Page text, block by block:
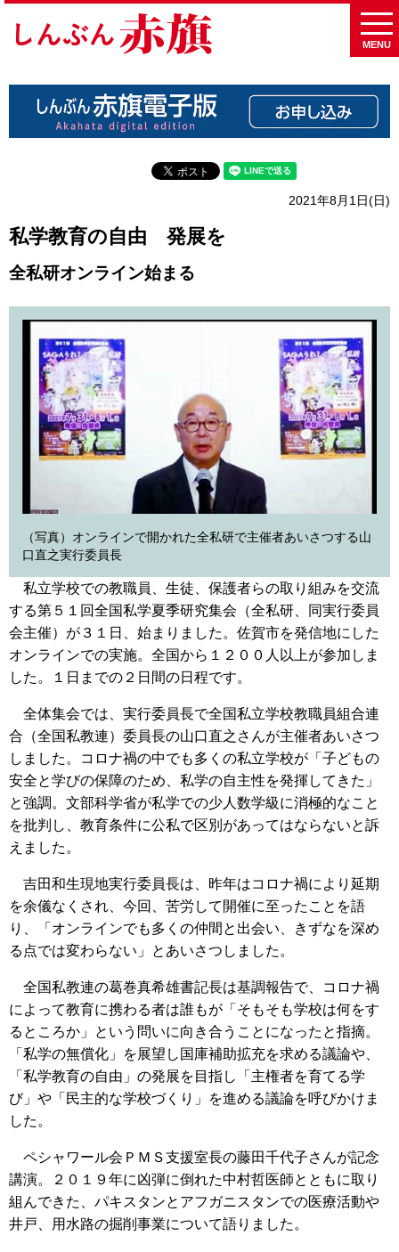
MENU
2021年8月1日(日)
私学教育の自由 発展を
全私研オンライン始まる
（写真）オンラインで開かれた全私研で主催者あいさつする山
口直之実行委員長
私立学校での教職員、生徒、保護者らの取り組みを交流
する第５１回全国私学夏季研究集会（全私研、同実行委員
会主催）が３１日、始まりました。佐賀市を発信地にした
オンラインでの実施。全国から１２００人以上が参加しま
した。１日までの２日間の日程です。
全体集会では、実行委員長で全国私立学校教職員組合連
合（全国私教連）委員長の山口直之さんが主催者あいさつ
しました。コロナ禍の中でも多くの私立学校が「子どもの
安全と学びの保障のため、私学の自主性を発揮してきた」
と強調。文部科学省が私学での少人数学級に消極的なこと
を批判し、教育条件に公私で区別があってはならないと訴
えました。
吉田和生現地実行委員長は、昨年はコロナ禍により延期
を余儀なくされ、今回、苦労して開催に至ったことを語
り、「オンラインでも多くの仲間と出会い、きずなを深め
る点では変わらない」とあいさつしました。
全国私教連の葛巻真希雄書記長は基調報告で、コロナ禍
によって教育に携わる者は誰もが「そもそも学校は何をす
るところか」という問いに向き合うことになったと指摘。
「私学の無償化」を展望し国庫補助拡充を求める議論や、
「私学教育の自由」の発展を目指し「主権者を育てる学
び」や「民主的な学校づくり」を進める議論を呼びかけま
した。
ペシャワール会ＰＭＳ支援室長の藤田千代子さんが記念
講演。２０１９年に凶弾に倒れた中村哲医師とともに取り
組んできた、パキスタンとアフガニスタンでの医療活動や
井戸、用水路の掘削事業について語りました。